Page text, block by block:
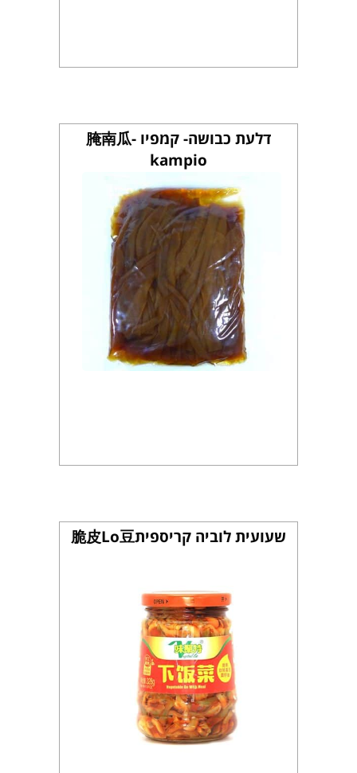
דלעת כבושה- קמפיו 腌南瓜-
kampio
שעועית לוביה קריספית脆皮Lo豆